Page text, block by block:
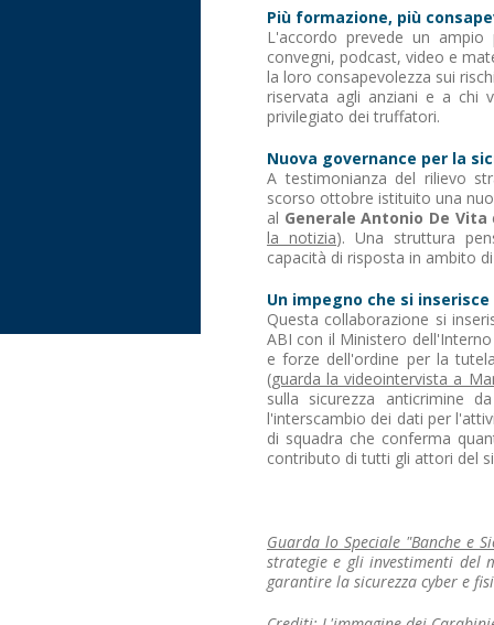
Più formazione, più
L'accordo prevede un
convegni, podcast, video e
la loro consapevolezza sui
riservata agli anziani e a chi
privilegiato dei truffatori.
Nuova governance per la
A testimonianza del rilievo
scorso ottobre istituito una
al Generale Antonio De Vita
la notizia). Una struttura
capacità di risposta in ambito
Un impegno che si
Questa collaborazione si
ABI con il Ministero
e forze dell'ordine per la
(guarda la videointervista a
sulla sicurezza anticrimine
l'interscambio dei dati per
di squadra che conferma
contributo di tutti gli attori del
Guarda lo Speciale "Banche e
strategie e gli investimenti del
garantire la sicurezza cyber e